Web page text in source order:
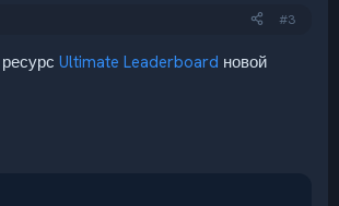
#3
Ultimate Leaderboard новой